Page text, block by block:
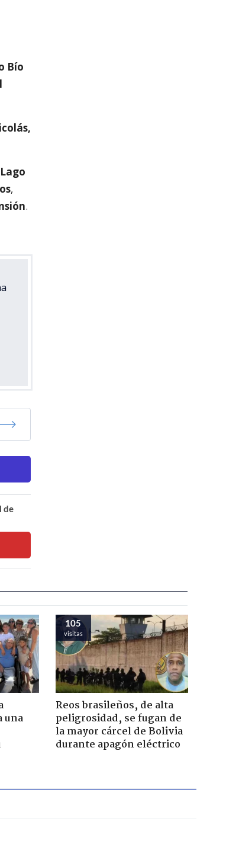
Bío
Lago
,
.
de
una
105
visitas
Reos brasileños, de alta
peligrosidad, se fugan de
la mayor cárcel de Bolivia
durante apagón eléctrico